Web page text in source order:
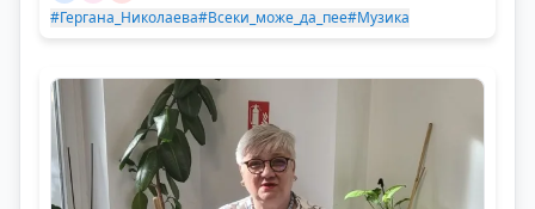
#Гергана_Николаева#Всеки_може_да_пее#Музика